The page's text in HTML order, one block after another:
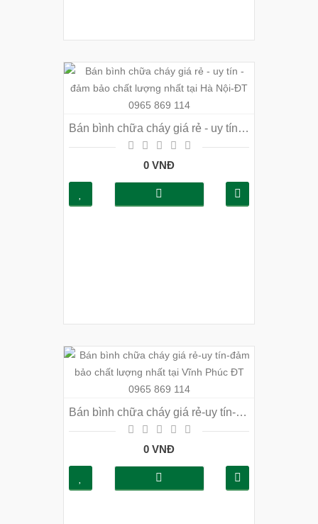
Bán bình chữa cháy giá rẻ - uy tín - đảm bảo chất lượng nhất tại Hà Nội-ĐT 0965 869 114
0 VNĐ
Bán bình chữa cháy giá rẻ-uy tín-đảm bảo chất lượng nhất tại Vĩnh Phúc ĐT 0965 869 114
0 VNĐ